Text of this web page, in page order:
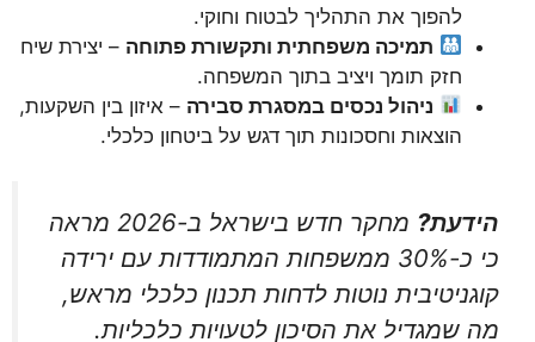
להפוך את התהליך לבטוח וחוקי.
תמיכה משפחתית ותקשורת פתוחה – יצירת שיח
חזק תומך ויציב בתוך המשפחה.
ניהול נכסים במסגרת סבירה – איזון בין השקעות,
הוצאות וחסכונות תוך דגש על ביטחון כלכלי.
הידעת?
מחקר חדש בישראל ב-2026 מראה
כי כ-30% ממשפחות המתמודדות עם ירידה
קוגניטיבית נוטות לדחות תכנון כלכלי מראש,
מה שמגדיל את הסיכון לטעויות כלכליות.